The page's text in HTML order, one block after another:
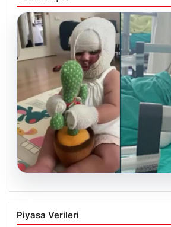
05.08.2026
Mersin’de Domates
Patlaması: 9 Aylık Bebeğin
Piyasa Verileri